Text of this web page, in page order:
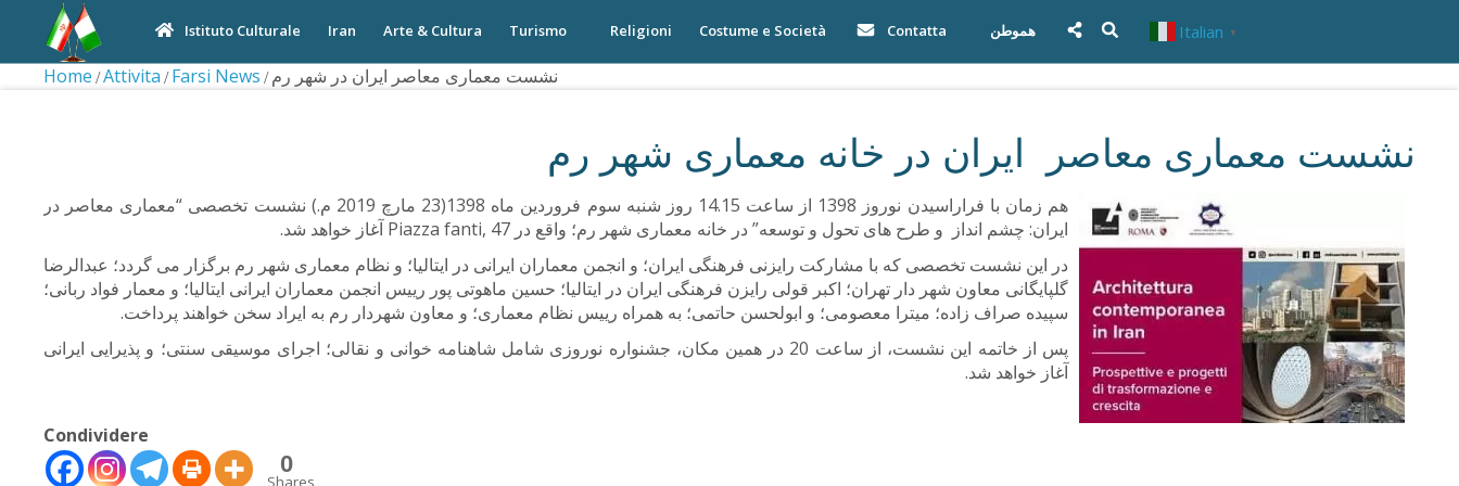
Istituto Culturale Iran Arte & Cultura Turismo Religioni Costume e Società Contatta هموطن Italian ▼
Home Attivita Farsi News نشست معماری معاصر ایران در شهر رم
نشست معماری معاصر ایران در خانه معماری شهر رم
هم زمان با فراراسیدن نوروز 1398 از ساعت 14.15 روز شنبه سوم فروردین ماه 1398(23 مارچ 2019 م.) نشست تخصصی “معماری معاصر در
ایران: چشم انداز و طرح های تحول و توسعه” در خانه معماری شهر رم؛ واقع در Piazza fanti, 47 آغاز خواهد شد.
در این نشست تخصصی که با مشارکت رایزنی فرهنگی ایران؛ و انجمن معماران ایرانی در ایتالیا؛ و نظام معماری شهر رم برگزار می گردد؛ عبدالرضا
گلپایگانی معاون شهر دار تهران؛ اکبر قولی رایزن فرهنگی ایران در ایتالیا؛ حسین ماهوتی پور رییس انجمن معماران ایرانی ایتالیا؛ و معمار فواد ربانی؛
سپیده صراف زاده؛ میترا معصومی؛ و ابولحسن حاتمی؛ به همراه رییس نظام معماری؛ و معاون شهردار رم به ایراد سخن خواهند پرداخت.
پس از خاتمه این نشست، از ساعت 20 در همین مکان، جشنواره نوروزی شامل شاهنامه خوانی و نقالی؛ اجرای موسیقی سنتی؛ و پذیرایی ایرانی
آغاز خواهد شد.
Condividere
0
Shares